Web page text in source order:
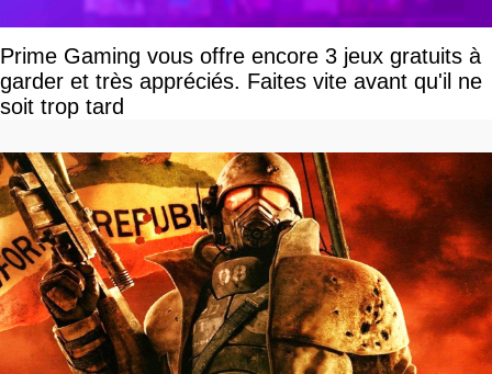
Prime Gaming vous offre encore 3 jeux gratuits à
garder et très appréciés. Faites vite avant qu'il ne
soit trop tard